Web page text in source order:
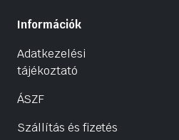
Információk
Adatkezelési
tájékoztató
ÁSZF
Szállítás és fizetés